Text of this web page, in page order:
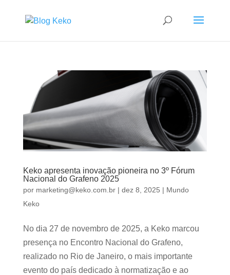
Keko apresenta inovação pioneira no 3º Fórum
Nacional do Grafeno 2025
por marketing@keko.com.br| dez 8, 2025 | Mundo
Keko
No dia 27 de novembro de 2025, a Keko marcou
presença no Encontro Nacional do Grafeno,
realizado no Rio de Janeiro, o mais importante
evento do país dedicado à normatização e ao